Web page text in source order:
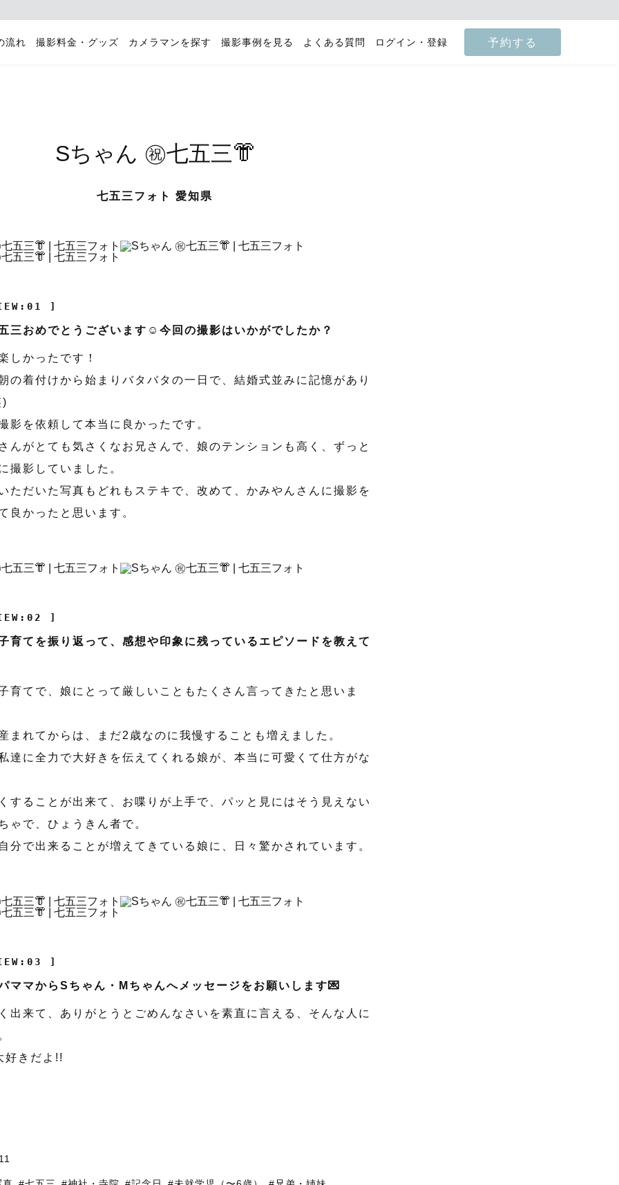
流れ 撮影料金・グッズ カメラマンを探す 撮影事例を見る よくある質問 ログイン・登録 予約する
Sちゃん ㊗️七五三👘
七五三フォト 愛知県
]
三おめでとうございます☺️今回の撮影はいかがでしたか？
しかったです！
の着付けから始まりバタバタの一日で、結婚式並みに記憶があり
)
影を依頼して本当に良かったです。
んがとても気さくなお兄さんで、娘のテンションも高く、ずっと
撮影していました。
ただいた写真もどれもステキで、改めて、かみやんさんに撮影を
良かったと思います。
]
育てを振り返って、感想や印象に残っているエピソードを教えて
育てで、娘にとって厳しいこともたくさん言ってきたと思いま
まれてからは、まだ2歳なのに我慢することも増えました。
達に全力で大好きを伝えてくれる娘が、本当に可愛くて仕方がな
することが出来て、お喋りが上手で、パッと見にはそう見えない
ゃで、ひょうきん者で。
分で出来ることが増えてきている娘に、日々驚かされています。
]
ママからSちゃん・Mちゃんへメッセージをお願いします💌
出来て、ありがとうとごめんなさいを素直に言える、そんな人に
好きだよ!!